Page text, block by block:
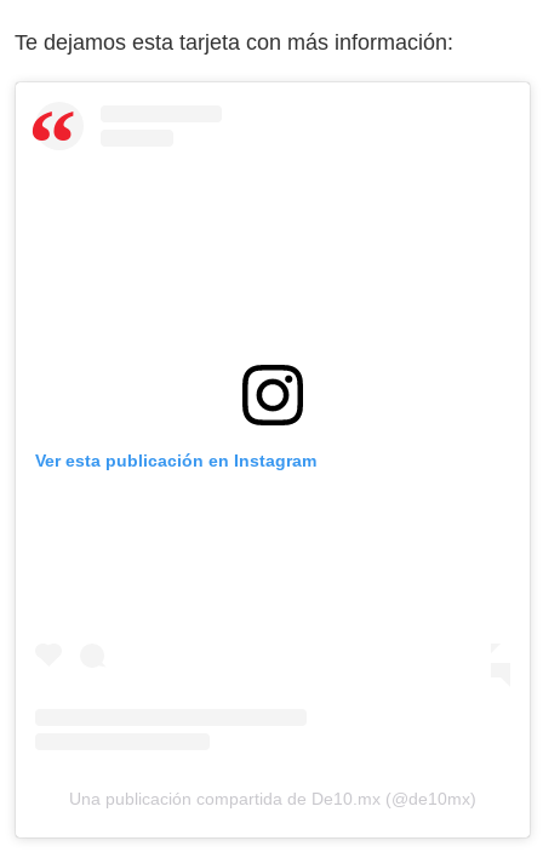
Te dejamos esta tarjeta con más información:
Ver esta publicación en Instagram
Una publicación compartida de De10.mx (@de10mx)